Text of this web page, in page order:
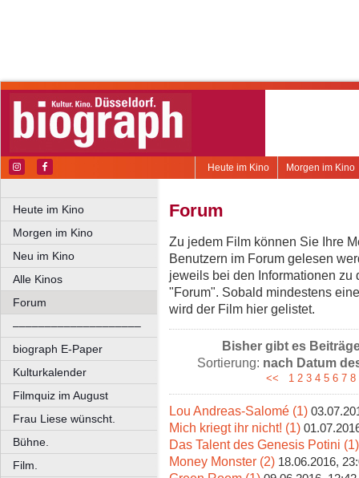
Morgen im Kino
Heute im Kino
Heute im Kino
Morgen im Kino
Neu im Kino
Alle Kinos
Forum
––––––––––––––––––––
biograph E-Paper
Kulturkalender
Filmquiz im August
Frau Liese wünscht.
Bühne.
Film.
Forum
Zu jedem Film können Sie Ihre
Benutzern im Forum gelesen
jeweils bei den Informationen zu
"Forum". Sobald mindestens
wird der Film hier gelistet.
Bisher gibt es
Sortierung: nach Datum
<< 1 2 3 4 5 6 7 8
Lou Andreas-Salomé (1)
Mich kriegt ihr nicht! (1)
Das Talent des Genesis Potini (1)
Money Monster (2) 18.06.2016,